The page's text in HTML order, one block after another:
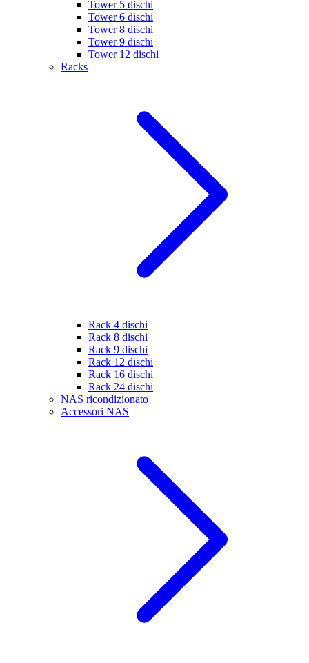
Tower 5 dischi
Tower 6 dischi
Tower 8 dischi
Tower 9 dischi
Tower 12 dischi
Racks
Rack 4 dischi
Rack 8 dischi
Rack 9 dischi
Rack 12 dischi
Rack 16 dischi
Rack 24 dischi
NAS ricondizionato
Accessori NAS